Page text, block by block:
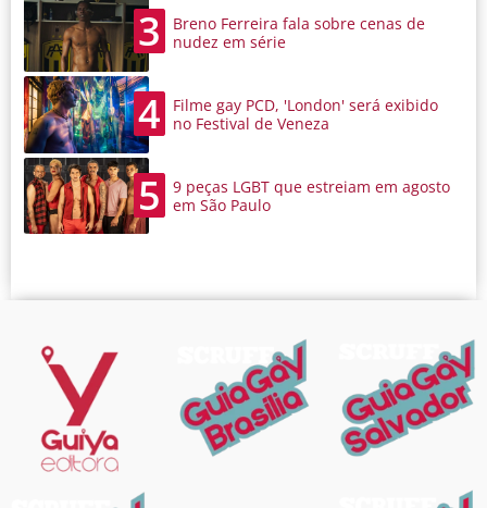
3
Breno Ferreira fala sobre cenas de
nudez em série
4
Filme gay PCD, 'London' será exibido
no Festival de Veneza
5
9 peças LGBT que estreiam em agosto
em São Paulo